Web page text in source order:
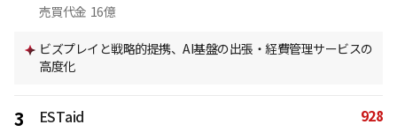
売買代金 16億
ビズプレイと戦略的提携、AI基盤の出張・経費管理サービスの
高度化
3 ESTaid 928